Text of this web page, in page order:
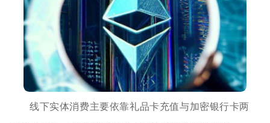
线下实体消费主要依靠礼品卡充值与加密银行卡两